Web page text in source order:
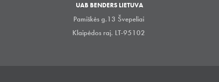
UAB BENDERS LIETUVA
Pamiškės g.13 Švepeliai
Klaipėdos raj. LT-95102